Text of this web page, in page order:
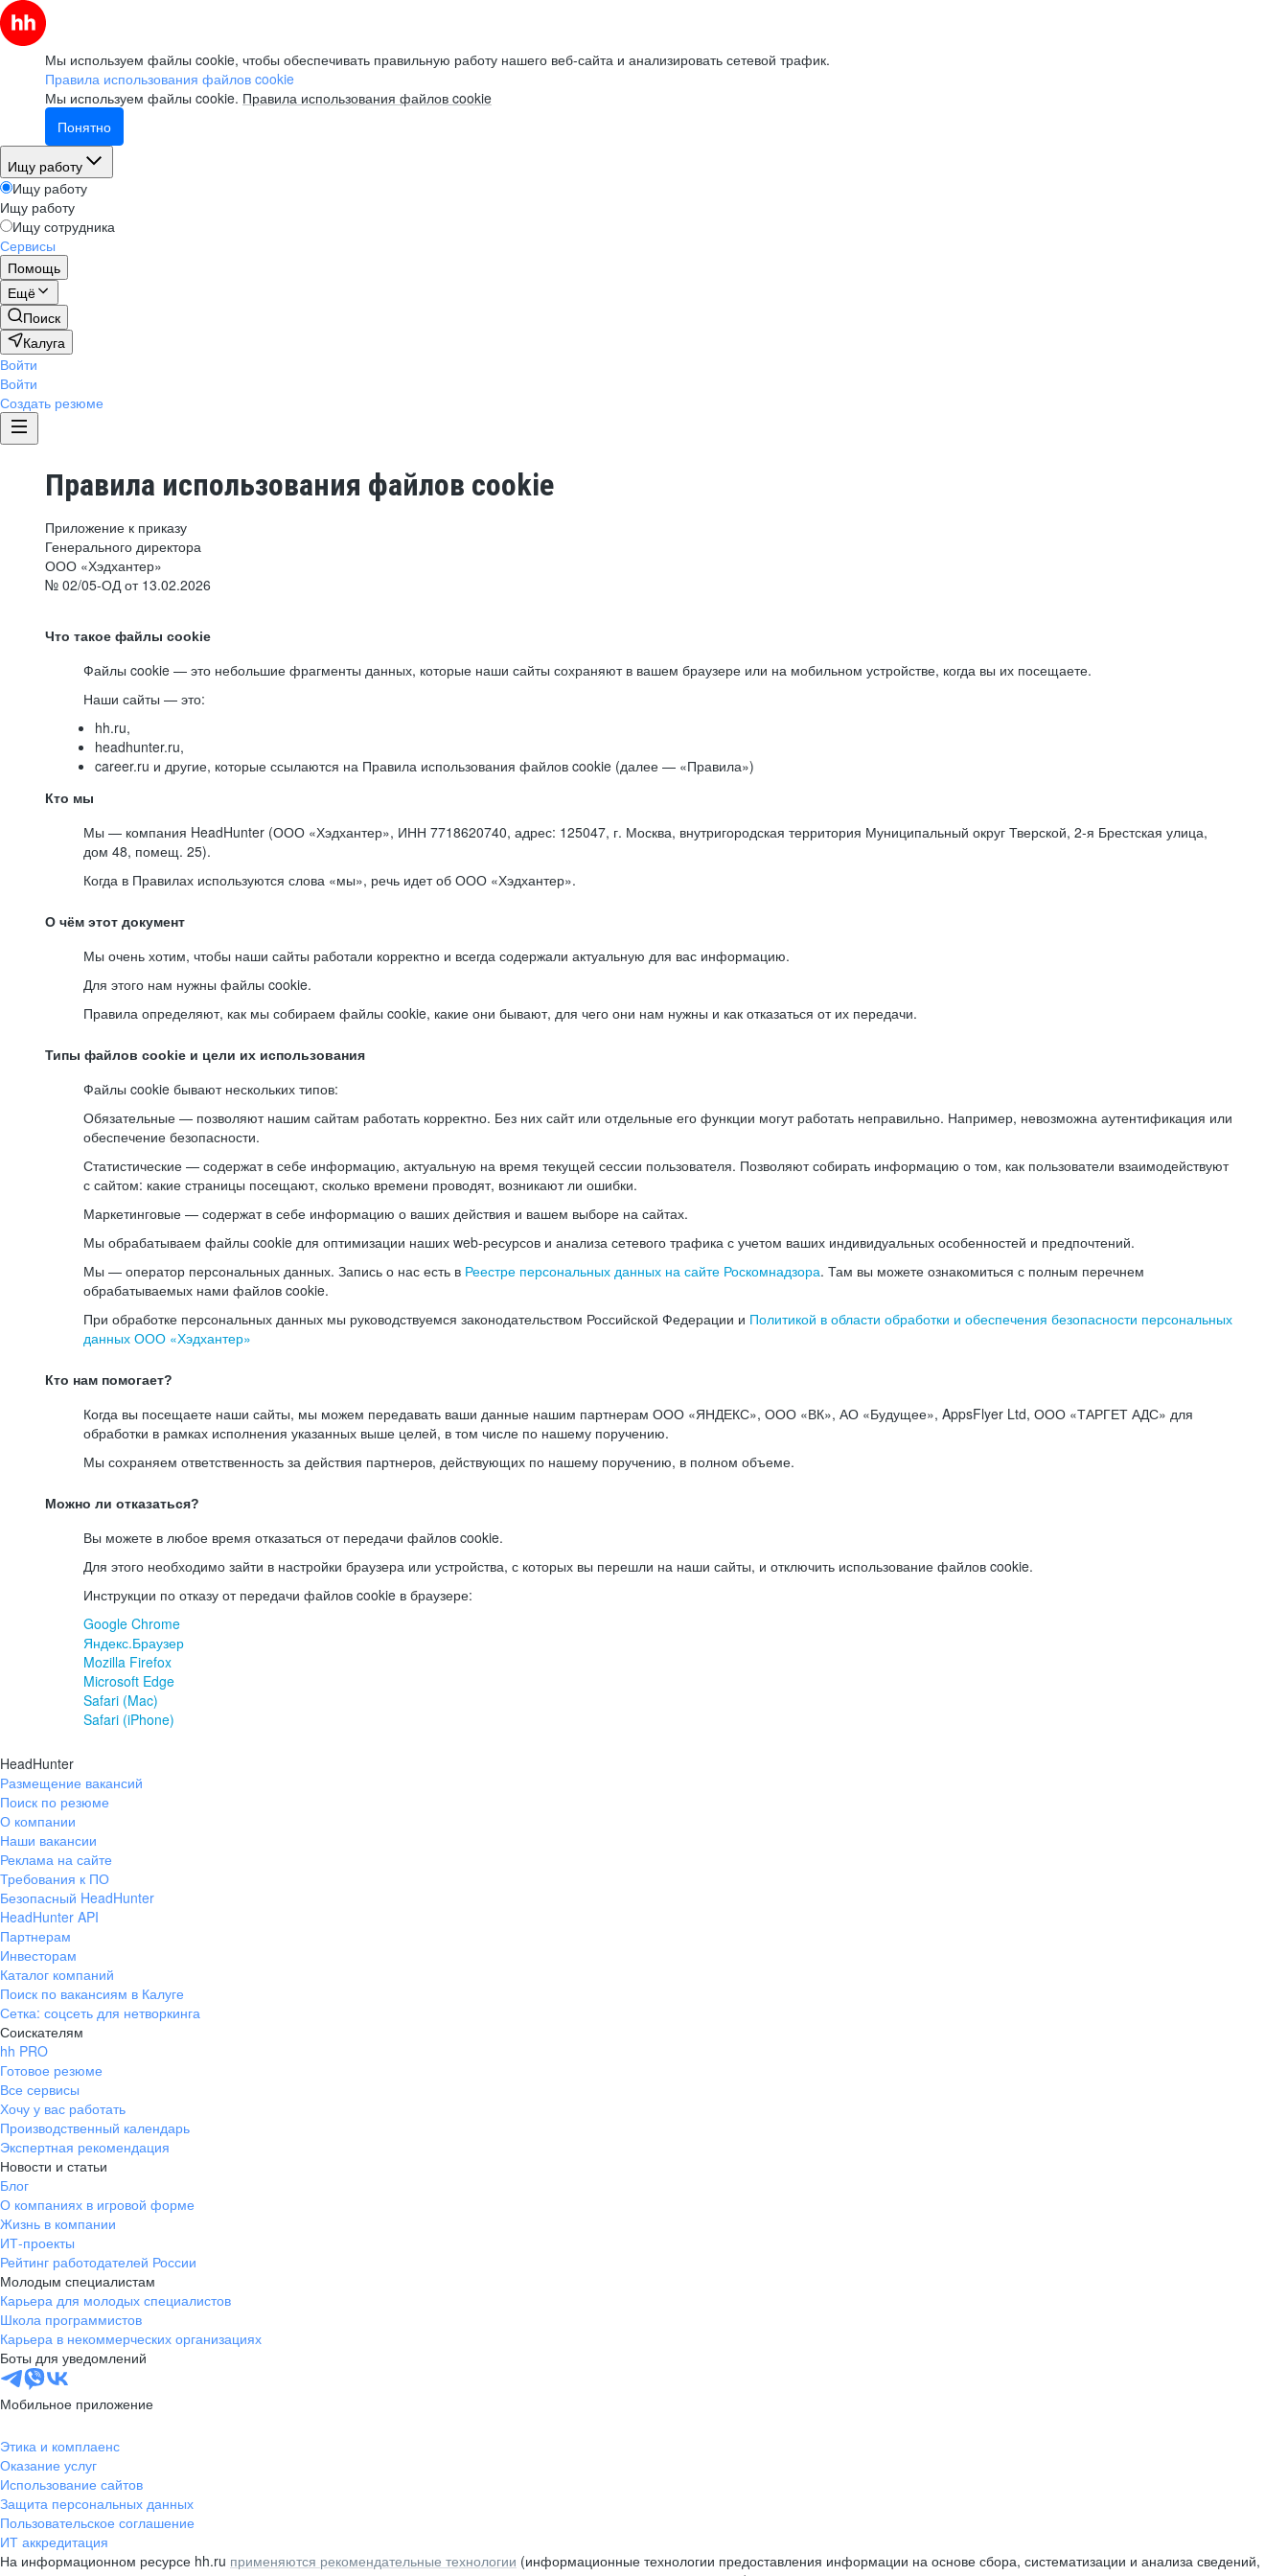
Мы используем файлы cookie, чтобы обеспечивать правильную работу нашего веб-сайта и анализировать сетевой трафик.
Правила использования файлов cookie
Мы используем файлы cookie. Правила использования файлов cookie
Понятно
Ищу работу
Ищу работу
Ищу работу
Ищу сотрудника
Сервисы
Помощь
Ещё
Поиск
Калуга
Войти
Войти
Создать резюме
Правила использования файлов cookie
Приложение к приказу
Генерального директора
ООО «Хэдхантер»
№ 02/05-ОД от 13.02.2026
Что такое файлы cookie
Файлы cookie — это небольшие фрагменты данных, которые наши сайты сохраняют в вашем браузере или на мобильном устройстве, когда вы их посещаете.
Наши сайты — это:
hh.ru,
headhunter.ru,
career.ru и другие, которые ссылаются на Правила использования файлов cookie (далее — «Правила»)
Кто мы
Мы — компания HeadHunter (ООО «Хэдхантер», ИНН 7718620740, адрес: 125047, г. Москва, внутригородская территория Муниципальный округ Тверской, 2-я Брестская улица,
дом 48, помещ. 25).
Когда в Правилах используются слова «мы», речь идет об ООО «Хэдхантер».
О чём этот документ
Мы очень хотим, чтобы наши сайты работали корректно и всегда содержали актуальную для вас информацию.
Для этого нам нужны файлы cookie.
Правила определяют, как мы собираем файлы cookie, какие они бывают, для чего они нам нужны и как отказаться от их передачи.
Типы файлов cookie и цели их использования
Файлы cookie бывают нескольких типов:
Обязательные — позволяют нашим сайтам работать корректно. Без них сайт или отдельные его функции могут работать неправильно. Например, невозможна аутентификация или
обеспечение безопасности.
Статистические — содержат в себе информацию, актуальную на время текущей сессии пользователя. Позволяют собирать информацию о том, как пользователи взаимодействуют
с сайтом: какие страницы посещают, сколько времени проводят, возникают ли ошибки.
Маркетинговые — содержат в себе информацию о ваших действия и вашем выборе на сайтах.
Мы обрабатываем файлы cookie для оптимизации наших web-ресурсов и анализа сетевого трафика с учетом ваших индивидуальных особенностей и предпочтений.
Мы — оператор персональных данных. Запись о нас есть в Реестре персональных данных на сайте Роскомнадзора. Там вы можете ознакомиться с полным перечнем
обрабатываемых нами файлов cookie.
При обработке персональных данных мы руководствуемся законодательством Российской Федерации и Политикой в области обработки и обеспечения безопасности персональных
данных ООО «Хэдхантер»
Кто нам помогает?
Когда вы посещаете наши сайты, мы можем передавать ваши данные нашим партнерам ООО «ЯНДЕКС», ООО «ВК», АО «Будущее», AppsFlyer Ltd, ООО «ТАРГЕТ АДС» для
обработки в рамках исполнения указанных выше целей, в том числе по нашему поручению.
Мы сохраняем ответственность за действия партнеров, действующих по нашему поручению, в полном объеме.
Можно ли отказаться?
Вы можете в любое время отказаться от передачи файлов cookie.
Для этого необходимо зайти в настройки браузера или устройства, с которых вы перешли на наши сайты, и отключить использование файлов cookie.
Инструкции по отказу от передачи файлов cookie в браузере:
Google Chrome
Яндекс.Браузер
Mozilla Firefox
Microsoft Edge
Safari (Mac)
Safari (iPhone)
HeadHunter
Размещение вакансий
Поиск по резюме
О компании
Наши вакансии
Реклама на сайте
Требования к ПО
Безопасный HeadHunter
HeadHunter API
Партнерам
Инвесторам
Каталог компаний
Поиск по вакансиям в Калуге
Сетка: соцсеть для нетворкинга
Соискателям
hh PRO
Готовое резюме
Все сервисы
Хочу у вас работать
Производственный календарь
Экспертная рекомендация
Новости и статьи
Блог
О компаниях в игровой форме
Жизнь в компании
ИТ-проекты
Рейтинг работодателей России
Молодым специалистам
Карьера для молодых специалистов
Школа программистов
Карьера в некоммерческих организациях
Боты для уведомлений
Мобильное приложение
Этика и комплаенс
Оказание услуг
Использование сайтов
Защита персональных данных
Пользовательское соглашение
ИТ аккредитация
На информационном ресурсе hh.ru применяются рекомендательные технологии (информационные технологии предоставления информации на основе сбора, систематизации и анализа сведений,